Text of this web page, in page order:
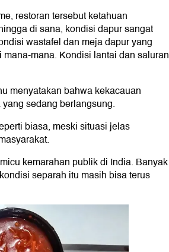
restoran tersebut ketahuan
di sana, kondisi dapur sangat
wastafel dan meja dapur yang
mana. Kondisi lantai dan saluran
menyatakan bahwa kekacauan
sedang berlangsung.
biasa, meski situasi jelas
kemarahan publik di India. Banyak
separah itu masih bisa terus